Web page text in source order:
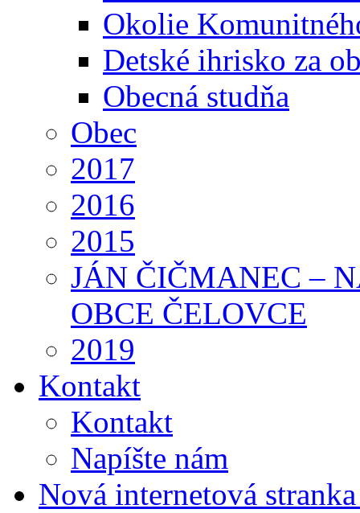
Okolie
Detské ihrisko za
Obecná studňa
Obec
2017
2016
2015
JÁN ČIČMANEC –
OBCE ČELOVCE
2019
Kontakt
Kontakt
Napíšte nám
Nová internetová